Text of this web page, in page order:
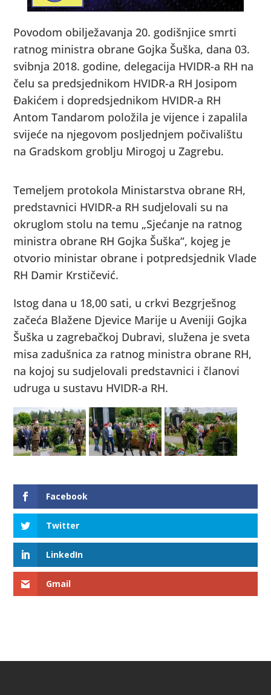
Povodom obilježavanja 20. godišnjice smrti
ratnog ministra obrane Gojka Šuška, dana 03.
svibnja 2018. godine, delegacija HVIDR-a RH na
čelu sa predsjednikom HVIDR-a RH Josipom
Đakićem i dopredsjednikom HVIDR-a RH
Antom Tandarom položila je vijence i zapalila
svijeće na njegovom posljednjem počivalištu
na Gradskom groblju Mirogoj u Zagrebu.
Temeljem protokola Ministarstva obrane RH,
predstavnici HVIDR-a RH sudjelovali su na
okruglom stolu na temu „Sjećanje na ratnog
ministra obrane RH Gojka Šuška“, kojeg je
otvorio ministar obrane i potpredsjednik Vlade
RH Damir Krstičević.
Istog dana u 18,00 sati, u crkvi Bezgrješnog
začeća Blažene Djevice Marije u Aveniji Gojka
Šuška u zagrebačkoj Dubravi, služena je sveta
misa zadušnica za ratnog ministra obrane RH,
na kojoj su sudjelovali predstavnici i članovi
udruga u sustavu HVIDR-a RH.
Facebook
Twitter
LinkedIn
Gmail